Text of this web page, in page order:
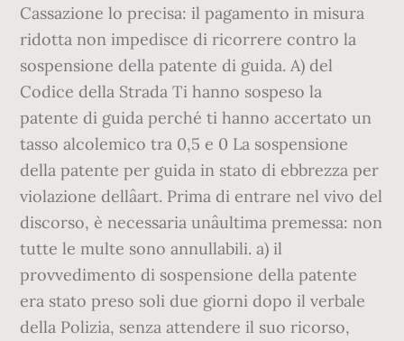
Cassazione lo precisa: il pagamento in misura
ridotta non impedisce di ricorrere contro la
sospensione della patente di guida. A) del
Codice della Strada Ti hanno sospeso la
patente di guida perché ti hanno accertato un
tasso alcolemico tra 0,5 e 0 La sospensione
della patente per guida in stato di ebbrezza per
violazione dellâart. Prima di entrare nel vivo del
discorso, è necessaria unâultima premessa: non
tutte le multe sono annullabili. a) il
provvedimento di sospensione della patente
era stato preso soli due giorni dopo il verbale
della Polizia, senza attendere il suo ricorso,